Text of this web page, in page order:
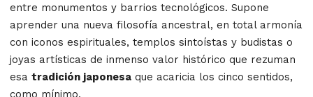
entre monumentos y barrios tecnológicos. Supone
aprender una nueva filosofía ancestral, en total armonía
con iconos espirituales, templos sintoístas y budistas o
joyas artísticas de inmenso valor histórico que rezuman
esa tradición japonesa que acaricia los cinco sentidos,
como mínimo.